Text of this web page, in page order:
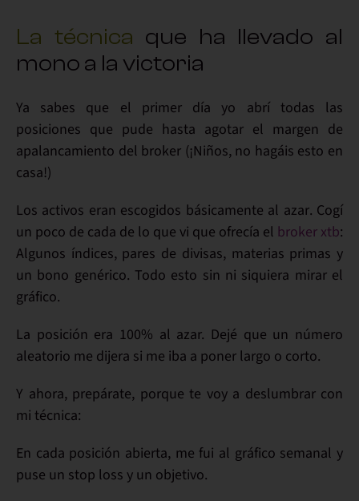
La técnica que ha llevado al
mono a la victoria
Ya sabes que el primer día yo abrí todas las
posiciones que pude hasta agotar el margen de
apalancamiento del broker (¡Niños, no hagáis esto en
casa!)
Los activos eran escogidos básicamente al azar. Cogí
un poco de cada de lo que vi que ofrecía el broker xtb:
Algunos índices, pares de divisas, materias primas y
un bono genérico. Todo esto sin ni siquiera mirar el
gráfico.
La posición era 100% al azar. Dejé que un número
aleatorio me dijera si me iba a poner largo o corto.
Y ahora, prepárate, porque te voy a deslumbrar con
mi técnica:
En cada posición abierta, me fui al gráfico semanal y
puse un stop loss y un objetivo.